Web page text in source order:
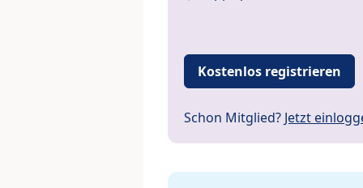
Kostenlos registrieren
Schon Mitglied? Jetzt